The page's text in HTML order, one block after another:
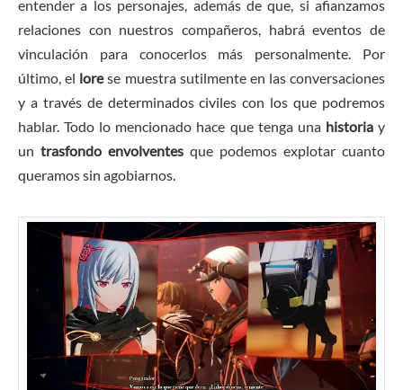
entender a los personajes, además de que, si afianzamos
relaciones con nuestros compañeros, habrá eventos de
vinculación para conocerlos más personalmente. Por
último, el lorese muestra sutilmente en las conversaciones
y a través de determinados civiles con los que podremos
hablar. Todo lo mencionado hace que tenga una historiay
un trasfondo envolventes que podemos explotar cuanto
queramos sin agobiarnos.